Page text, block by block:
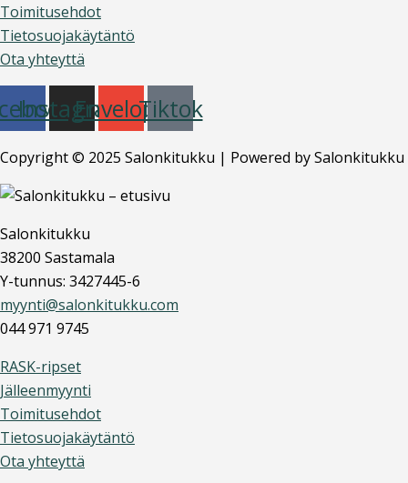
Toimitusehdot
Tietosuojakäytäntö
Ota yhteyttä
Instagram
EnvelopeTiktok
Copyright © 2025 Salonkitukku | Powered by Salonkitukku
Salonkitukku
38200 Sastamala
Y-tunnus: 3427445-6
myynti@salonkitukku.com
044 971 9745
RASK-ripset
Jälleenmyynti
Toimitusehdot
Tietosuojakäytäntö
Ota yhteyttä